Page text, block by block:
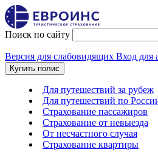
Поиск по сайту
Версия для слабовидящих Вход для
Купить полис
Для путешествий за рубеж
Для путешествий по
Страхование пассажиров
Страхование от невыезда
От несчастного случая
Страхование квартиры